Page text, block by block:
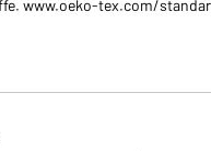
www.oeko-tex.com/